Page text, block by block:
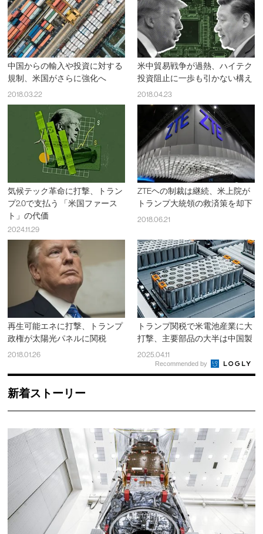
中国からの輸入や投資に対する
規制、米国がさらに強化へ
2018.03.22
米中貿易戦争が過熱、ハイテク
投資阻止に一歩も引かない構え
2018.04.23
気候テック革命に打撃、トラン
プ2.0で支払う 「米国ファース
ト」の代価
2024.11.29
ZTEヘの制裁は継続、米上院が
トランプ大統領の救済策を却下
2018.06.21
再生可能エネに打撃、トランプ
政権が太陽光パネルに関税
2018.01.26
トランプ関税で米電池産業に大
打撃、主要部品の大半は中国製
2025.04.11
Recommended by
新着ストーリー